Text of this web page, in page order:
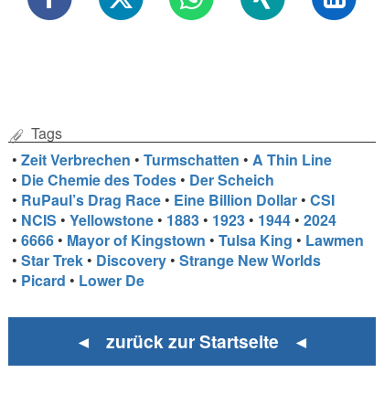
Tags
•Zeit Verbrechen •Turmschatten •A Thin Line
• Die Chemie des Todes • Der Scheich
• RuPaul’s Drag Race • Eine Billion Dollar •CSI
• NCIS •Yellowstone • 1883 • 1923 • 1944 •2024
•6666 • Mayor of Kingstown •Tulsa King • Lawmen
•Star Trek • Discovery •Strange New Worlds
• Picard • Lower De
◄ zurück zur Startseite ◄